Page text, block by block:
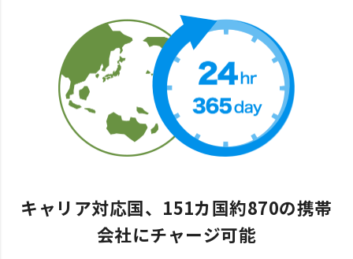
キャリア対応国、151カ国約870の携帯
会社にチャージ可能